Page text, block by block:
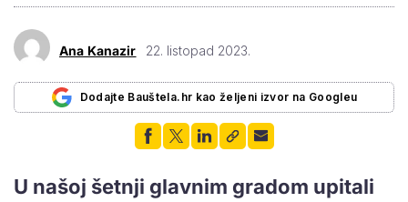
Ana Kanazir 22. listopad 2023.
Dodajte Bauštela.hr kao željeni izvor na Googleu
U našoj šetnji glavnim gradom upitali